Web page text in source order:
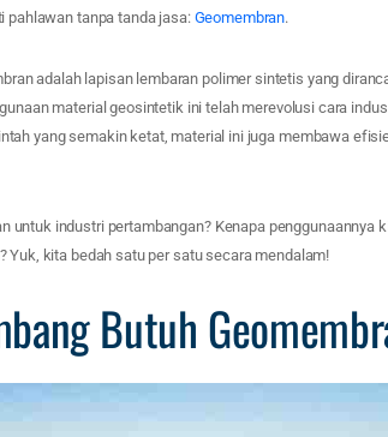
pahlawan tanpa tanda jasa: Geomembran.
adalah lapisan lembaran polimer sintetis yang
material geosintetik ini telah merevolusi cara
yang semakin ketat, material ini juga membawa
untuk industri pertambangan? Kenapa penggunaannya
Yuk, kita bedah satu per satu secara mendalam!
Butuh